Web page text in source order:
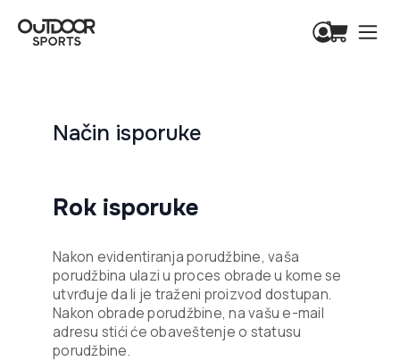
Način isporuke
Rok isporuke
Nakon evidentiranja porudžbine, vaša
porudžbina ulazi u proces obrade u kome se
utvrđuje da li je traženi proizvod dostupan.
Nakon obrade porudžbine, na vašu e-mail
adresu stići će obaveštenje o statusu
porudžbine.